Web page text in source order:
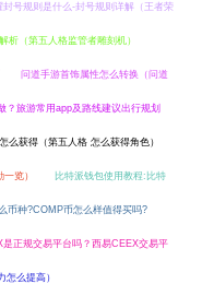
封号规则是什么-封号规则详解（王者荣
析（第五人格监管者雕刻机）
问道手游首饰属性怎么转换（问道
？旅游常用app及路线建议出行规划
么获得（第五人格 怎么获得角色）
览） 比特派钱包使用教程:比特
币种?COMP币怎么样值得买吗?
是正规交易平台吗？西易CEEX交易平
么提高）